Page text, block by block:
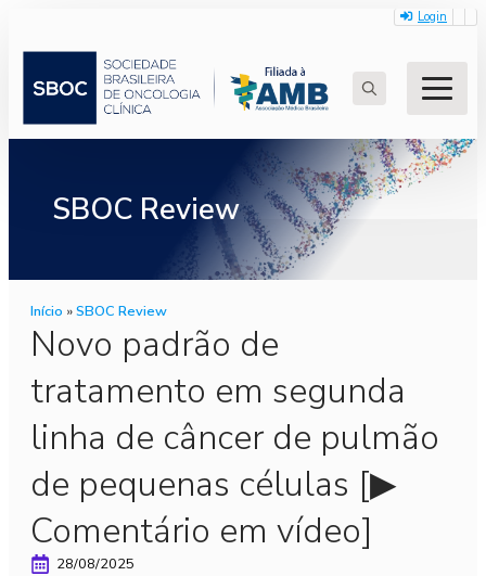
Login
for:
SBOC Review
Início »SBOC Review
Novo padrão de
tratamento em segunda
linha de câncer de pulmão
de pequenas células [▶
Comentário em vídeo]
28/08/2025